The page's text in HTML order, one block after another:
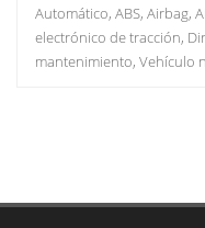
Automático, ABS, Airbag,
electrónico de tracción,
mantenimiento, Vehículo